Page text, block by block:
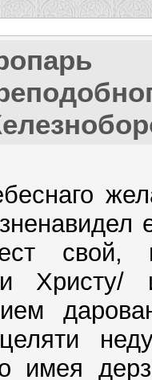
свой,
Христу/
имея